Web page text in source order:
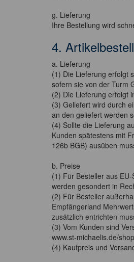
g. Lieferung
Ihre Bestellung wird
4.
a. Lieferung
(1) Die Lieferung erfolgt
sofern sie von der Turm
(2) Die Lieferung erfolgt
(3) Geliefert wird durch
an den geliefert werden
(4) Sollte die Lieferung
Kunden spätestens mit
126b BGB) ausüben
b. Preise
(1) Für Besteller aus
werden gesondert in
(2) Für Besteller
Empfängerland
zusätzlich entrichten
(3) Vom Kunden sind
www.st-michaelis.de/
(4) Kaufpreis und